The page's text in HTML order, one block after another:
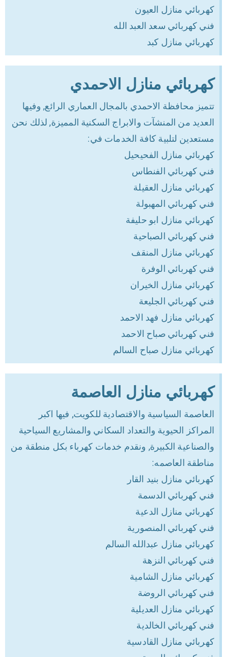
كهربائي منازل العيون
فني كهربائي سعد العبد الله
كهربائي منازل كبد
كهربائي منازل الاحمدي
تتميز محافظة الاحمدي بالمجال العماري الرائع, وفيها
العديد من المنشآت والابراج السكنية المميزة, لذلك نحن
مستعدين لتلبية كافة الخدمات في:
كهربائي منازل الفحيحيل
فني كهربائي الفنطاس
كهربائي منازل العقيلة
فني كهربائي المهبولة
كهربائي منازل ابو حليفة
فني كهربائي الصباحية
كهربائي منازل المنقف
فني كهربائي الوفرة
كهربائي منازل الخيران
فني كهربائي الجليعة
كهربائي منازل فهد الاحمد
فني كهربائي صباح الاحمد
كهربائي منازل صباح السالم
كهربائي منازل العاصمة
العاصمة السياسية والاقتصادية للكويت, فيها اكبر
المراكز الحيوية والتعداد السكاني والمشاريع السياحية
والصناعية الكبيرة, ونقدم خدمات كهرباء بكل منطقة من
مناطقة العاصمه:
كهربائي منازل بنيد القار
فني كهربائي الدسمة
كهربائي منازل الدعية
فني كهربائي المنصورية
كهربائي منازل عبدالله السالم
فني كهربائي النزهة
كهربائي منازل الشامية
فني كهربائي الروضة
كهربائي منازل العديلية
فني كهربائي الخالدية
كهربائي منازل القادسية